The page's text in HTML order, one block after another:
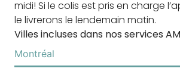
midi! Si le colis est pris en charge
le livrerons le lendemain matin.
Villes incluses dans nos services
Montréal